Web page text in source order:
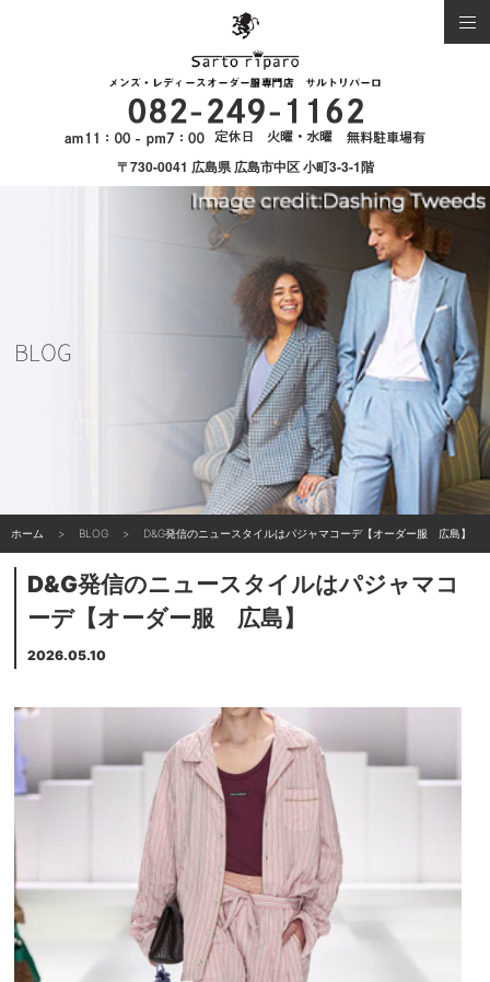
〒730-0041 広島県 広島市中区 小町3-3-1階
BLOG
ホーム BLOG D&G発信のニュースタイルはパジャマコーデ【オーダー服 広島】
D&G発信のニュースタイルはパジャマコ
ーデ【オーダー服 広島】
2026.05.10